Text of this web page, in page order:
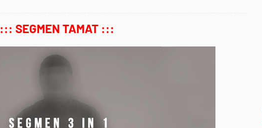
::: SEGMEN TAMAT :::